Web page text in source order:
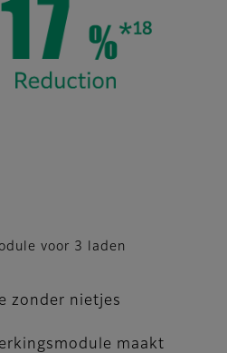
voor 3 laden
zonder nietjes
maakt